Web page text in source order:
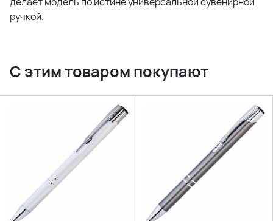
ручкой.
С этим товаром покупают